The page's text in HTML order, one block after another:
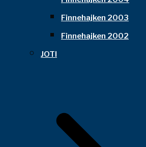
Finnehajken 2003
Finnehajken 2002
JOTI